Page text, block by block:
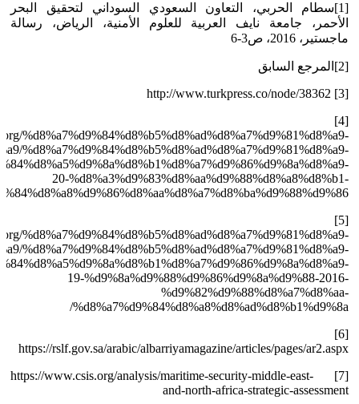
[1]سطام الحربي، التعاون السعودي السوداني لتحقيق البحر
الأحمر، جامعة نايف العربية للعلوم الأمنية، الرياض، رسالة
ماجستير، 2016، ص3-6
[2]المرجع السابق
[3] http://www.turkpress.co/node/38362
[4]
%d8%a7%d9%84%d8%b5%d8%ad%d8%a7%d9%81%d8%a9-
%d8%a7%d9%84%d8%b5%d8%ad%d8%a7%d9%81%d8%a9-
20-%d8%a3%d9%83%d8%aa%d9%88%d8%a8%d8%b1-
[5]
%d8%a7%d9%84%d8%b5%d8%ad%d8%a7%d9%81%d8%a9-
%d8%a7%d9%84%d8%b5%d8%ad%d8%a7%d9%81%d8%a9-
19-%d9%8a%d9%88%d9%86%d9%8a%d9%88-2016-
%d9%82%d9%88%d8%a7%d8%aa-
%d8%a7%d9%84%d8%a8%d8%ad%d8%b1%d9%8a/
[6]
https://rslf.gov.sa/arabic/albarriyamagazine/articles/pages/ar2.aspx
[7] https://www.csis.org/analysis/maritime-security-middle-east-
and-north-africa-strategic-assessment